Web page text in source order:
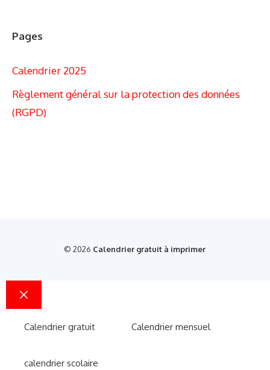
Pages
Calendrier 2025
Règlement général sur la protection des données
(RGPD)
© 2026 Calendrier gratuit à imprimer
Fermer
Calendrier gratuit Calendrier mensuel
calendrier scolaire